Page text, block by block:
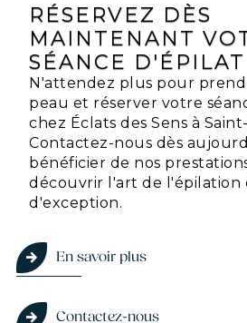
RÉSERVEZ DÈS
MAINTENANT
SÉANCE
N'attendez plus pour
peau et réserver votre
chez Éclats des Sens à
Contactez-nous dès
bénéficier de nos
découvrir l'art de l'épilation
d'exception.
En savoir plus
Contactez-nous